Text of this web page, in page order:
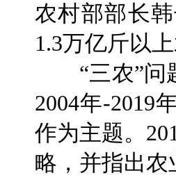
农村部部长
1.3万亿斤以
“三农”问题
2004年-2019
作为主题。
略，并指出